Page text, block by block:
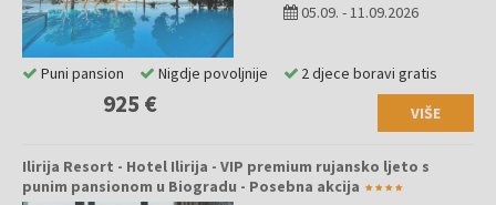
05.09. -11.09.2026
925 € VIŠE
Puni pansion Nigdje povoljnije 2 djece boravi gratis
Ilirija Resort - Hotel Ilirija - VIP premium rujansko ljeto s
punim pansionom u Biogradu - Posebna akcija